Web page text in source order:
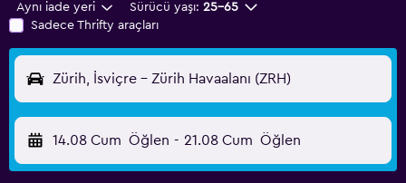
Aynı iade yeri Sürücü yaşı: 25-65
Sadece Thrifty araçları
Zürih, İsviçre - Zürih Havaalanı (ZRH)
14.08 Cum Öğlen - 21.08 Cum Öğlen